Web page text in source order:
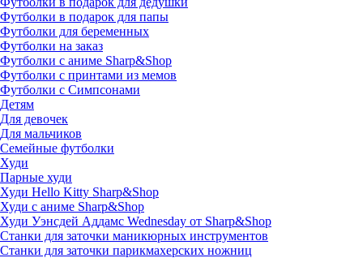
Футболки в подарок для папы
Футболки для беременных
Футболки на заказ
Футболки с аниме Sharp&Shop
Футболки с принтами из мемов
Футболки с Симпсонами
Детям
Для девочек
Для мальчиков
Семейные футболки
Худи
Парные худи
Худи Hello Kitty Sharp&Shop
Худи с аниме Sharp&Shop
Худи Уэнсдей Аддамс Wednesday от Sharp&Shop
Станки для заточки маникюрных инструментов
Станки для заточки парикмахерских ножниц